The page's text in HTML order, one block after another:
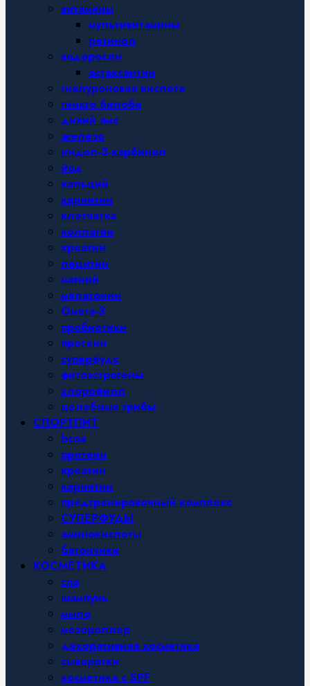
витамины
мультивитамины
ретинол
водоросли
астаксантин
гиалуроновая кислота
гинкго билоба
дикий ямс
железо
индол-3-карбинол
йод
кальций
карнитин
клетчатка
коллаген
креатин
лецитин
магний
мелатонин
Омега-3
пробиотики
протеин
суперфудс
фитоэстрогены
хлорофилл
целебные грибы
СПОРТПИТ
bcaa
протеин
креатин
карнитин
предтренировочный комплекс
СУПЕРФУДЫ
аминокислоты
батончики
КОСМЕТИКА
спа
шампунь
мыло
мезороллер
декоративная косметика
сыворотки
косметика с SPF